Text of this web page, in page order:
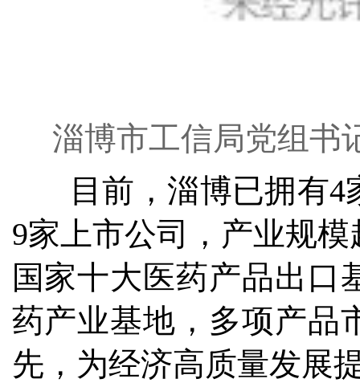
淄博市工信局党组书
目前，淄博已拥有
9家上市公司，产业规
国家十大医药产品出口
药产业基地，多项产品
先，为经济高质量发展